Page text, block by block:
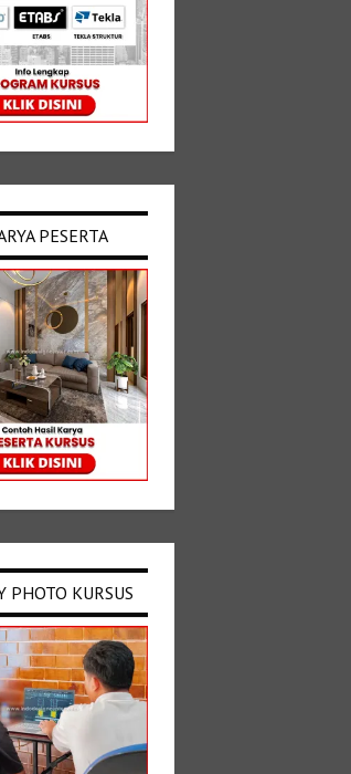
PESERTA
PHOTO KURSUS